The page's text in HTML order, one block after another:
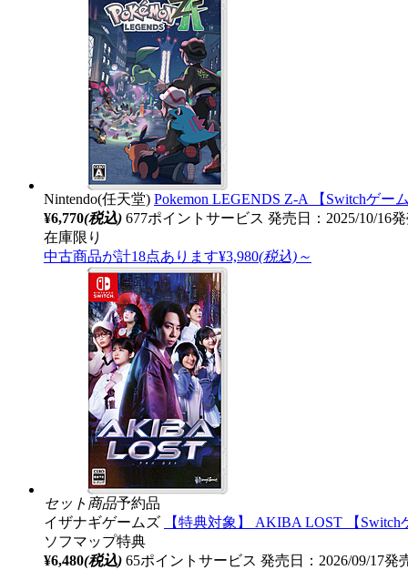
Nintendo(任天堂) Pokemon LEGENDS Z-A 【Switchゲー
¥6,770(税込) 677ポイントサービス 発売日：2025/10/16
在庫限り
中古商品が計18点あります¥3,980(税込)～
セット商品予約品
イザナギゲームズ
【特典対象】 AKIBA LOST 【
ソフマップ特典
¥6,480(税込) 65ポイントサービス 発売日：2026/09/17発